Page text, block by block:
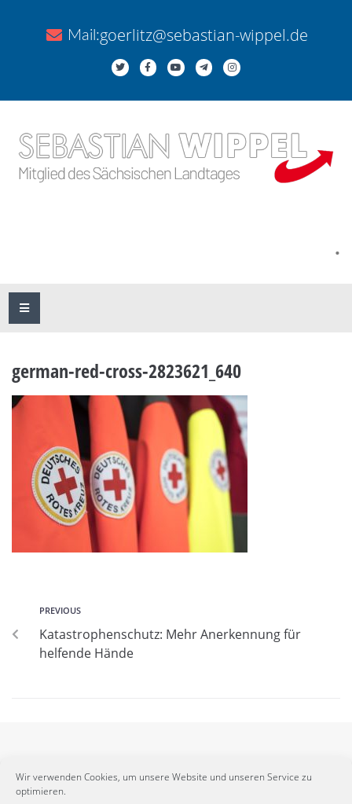
Wir verwenden Cookies, um unsere Website und unseren Service zu
optimieren.
Mail:goerlitz@sebastian-wippel.de
.
german-red-cross-2823621_640
PREVIOUS
Katastrophenschutz: Mehr Anerkennung für
helfende Hände